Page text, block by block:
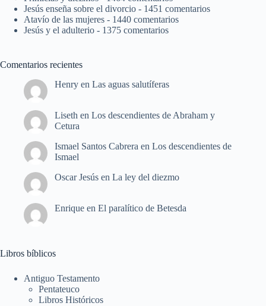
Jesús enseña sobre el divorcio - 1451 comentarios
Atavío de las mujeres - 1440 comentarios
Jesús y el adulterio - 1375 comentarios
Comentarios recientes
Henry en Las aguas salutíferas
Liseth en Los descendientes de Abraham y
Cetura
Ismael Santos Cabrera en Los descendientes de
Ismael
Oscar Jesús en La ley del diezmo
Enrique en El paralítico de Betesda
Libros bíblicos
Antiguo Testamento
Pentateuco
Libros Históricos